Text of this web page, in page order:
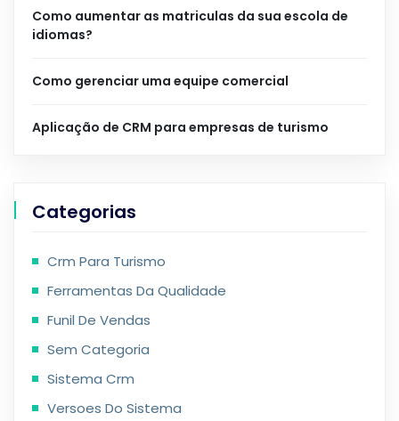
Como aumentar as matriculas da sua escola de
idiomas?
Como gerenciar uma equipe comercial
Aplicação de CRM para empresas de turismo
Categorias
Crm Para Turismo
Ferramentas Da Qualidade
Funil De Vendas
Sem Categoria
Sistema Crm
Versoes Do Sistema